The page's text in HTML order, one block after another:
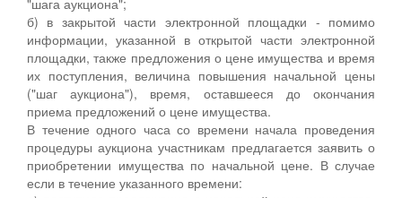
б) в закрытой части электронной площадки - помимо
информации, указанной в открытой части электронной
площадки, также предложения о цене имущества и время
их поступления, величина повышения начальной цены
("шаг аукциона"), время, оставшееся до окончания
приема предложений о цене имущества.
В течение одного часа со времени начала проведения
процедуры аукциона участникам предлагается заявить о
приобретении имущества по начальной цене. В случае
если в течение указанного времени: